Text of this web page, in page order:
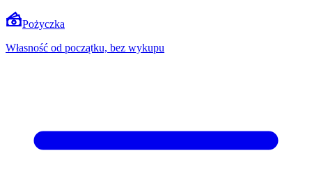
Pożyczka
Własność od początku, bez wykupu